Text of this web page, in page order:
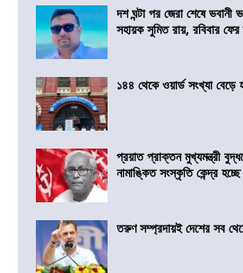
দশ ঘন্টা পর জেরা শেষে
সহায়ক সুমিত রায়, রবিবার
১৪৪ থেকে ওয়ার্ড সংখ্যা বেড়ে
প্রয়াত প্রাক্তন মুখ্যমন্ত্রী
নামাঙ্কিত সংস্কৃতি কেন্দ্র হচ্ছে
তরুণ সম্প্রদায়ই দেশের সব